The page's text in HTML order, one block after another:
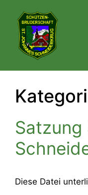
Inhalt
springen
Satzung
Diese Datei